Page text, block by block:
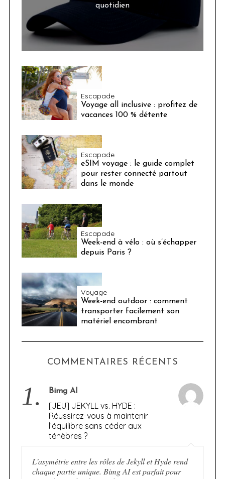
quotidien
Escapade
Voyage all inclusive : profitez de
vacances 100 % détente
Escapade
eSIM voyage : le guide complet
pour rester connecté partout
dans le monde
Escapade
Week-end à vélo : où s’échapper
depuis Paris ?
Voyage
Week-end outdoor : comment
transporter facilement son
matériel encombrant
COMMENTAIRES RÉCENTS
1. Bimg AI
[JEU] JEKYLL vs. HYDE :
Réussirez-vous à maintenir
l’équilibre sans céder aux
ténèbres ?
L'asymétrie entre les rôles de Jekyll et Hyde rend
chaque partie unique. Bimg AI est parfait pour